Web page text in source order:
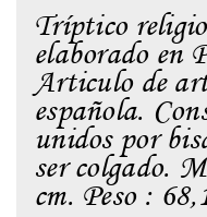
Tríptico
elaborado en
Articulo de
española.
unidos por
ser colgado.
cm. Peso :